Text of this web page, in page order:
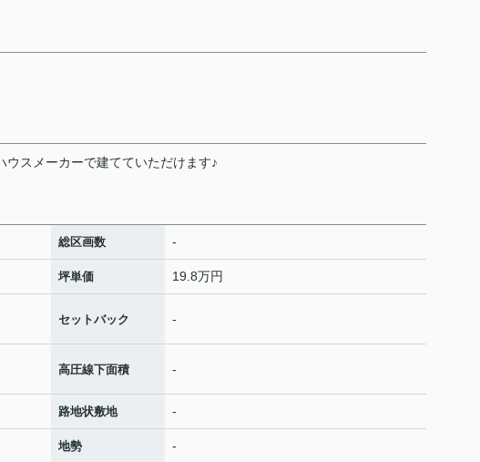
ウスメーカーで建てていただけます♪
総区画数 -
坪単価 19.8万円
セットバック -
高圧線下面積 -
路地状敷地 -
地勢 -